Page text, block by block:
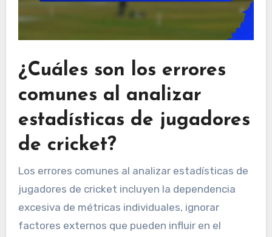
¿Cuáles son los errores
comunes al analizar
estadísticas de jugadores
de cricket?
Los errores comunes al analizar estadísticas de
jugadores de cricket incluyen la dependencia
excesiva de métricas individuales, ignorar
factores externos que pueden influir en el